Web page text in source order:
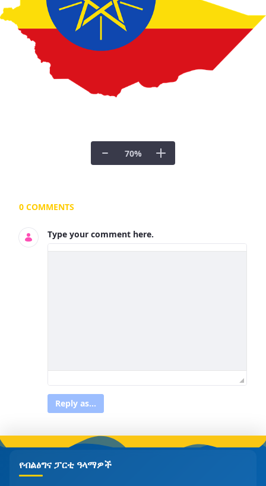
70%
Documents and Media
0 COMMENTS
Type your comment here.
Reply as...
የብልፅግና ፓርቲ ዓላማዎች